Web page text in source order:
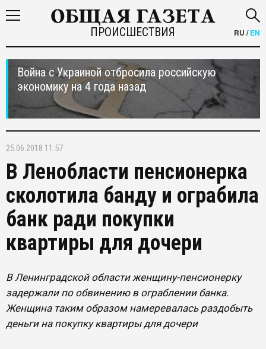
ПРОИСШЕСТВИЯ RU /EN
Война с Украиной отбросила российскую
экономику на 4 года назад
25.06.2018 11:57
В Ленобласти пенсионерка
сколотила банду и ограбила
банк ради покупки
квартиры для дочери
В Ленинградской области женщину-пенсионерку
задержали по обвинению в ограблении банка.
Женщина таким образом намеревалась раздобыть
деньги на покупку квартиры для дочери